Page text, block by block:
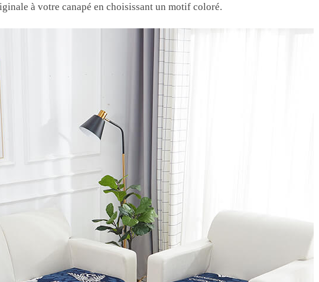
à votre canapé en choisissant un motif coloré.